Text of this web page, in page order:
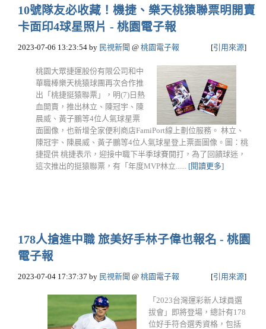
10號隊友必收藏！機捷、樂天桃猿聯票明開賣
卡面印4球星照片 - 桃園電子報
2023-07-06 13:23:54 by 民視新聞 @ 桃園電子報 [引用來源]
桃園大眾捷運股份有限公司和中
華職棒樂天桃猿球團再次合作推
出「桃捷挺猿聯票」，明(7)日熱
血開賣，推出林立、陳冠宇、陳
晨威、黃子鵬等4位人氣球星票
面圖像，也新增全家便利商店FamiPort線上劃位服務。 林立、
陳冠宇、陳晨威、黃子鵬等4位人氣球星登上票面圖像。圖：桃
捷提供 桃捷表示，迎接中職下半季球賽開打，為了回饋球迷，
這次推出的挺猿聯票，有「年度MVP林立...... [閱讀更多]
178人搶進中職 旅美好手林子偉也報名 - 桃園
電子報
2023-07-04 17:37:37 by 民視新聞 @ 桃園電子報 [引用來源]
「2023台灣運彩新人球員選
拔會」即將登場，總計有178
位好手符合選秀資格，包括